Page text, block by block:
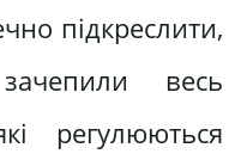
підкреслити,
весь
регулюються